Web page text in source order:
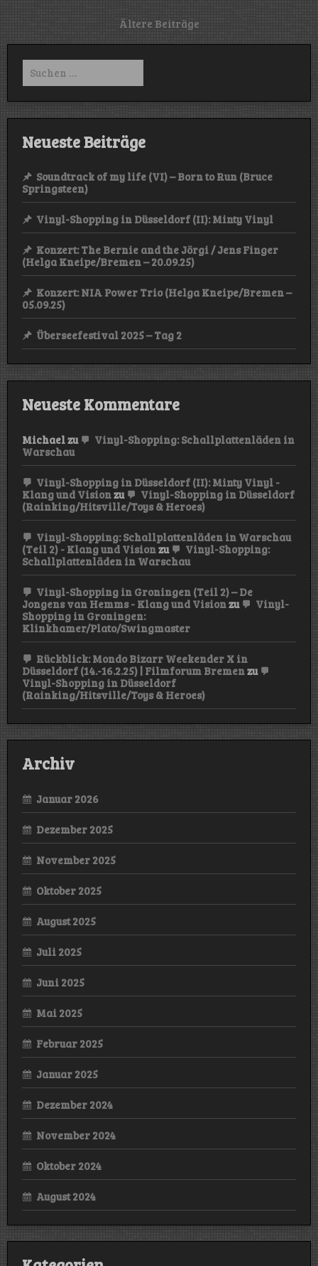
26.10.24)
BeitragsnavigationÄltere Beiträge
Suchen
nach:
Neueste Beiträge
Soundtrack of my life (VI) – Born to Run (Bruce
Springsteen)
Vinyl-Shopping in Düsseldorf (II): Minty Vinyl
Konzert: The Bernie and the Jörgi / Jens Finger
(Helga Kneipe/Bremen – 20.09.25)
Konzert: NIA Power Trio (Helga Kneipe/Bremen –
05.09.25)
Überseefestival 2025 – Tag 2
Neueste Kommentare
Michaelzu
Vinyl-Shopping: Schallplattenläden in
Warschau
Vinyl-Shopping in Düsseldorf (II): Minty Vinyl -
Klang und Visionzu
Vinyl-Shopping in Düsseldorf
(Rainking/Hitsville/Toys & Heroes)
Vinyl-Shopping: Schallplattenläden in Warschau
(Teil 2) - Klang und Visionzu
Vinyl-Shopping:
Schallplattenläden in Warschau
Vinyl-Shopping in Groningen (Teil 2) – De
Jongens van Hemms - Klang und Visionzu
Vinyl-
Shopping in Groningen:
Klinkhamer/Plato/Swingmaster
Rückblick: Mondo Bizarr Weekender X in
Düsseldorf (14.-16.2.25) | Filmforum Bremenzu
Vinyl-Shopping in Düsseldorf
(Rainking/Hitsville/Toys & Heroes)
Archiv
Januar 2026
Dezember 2025
November 2025
Oktober 2025
August 2025
Juli 2025
Juni 2025
Mai 2025
Februar 2025
Januar 2025
Dezember 2024
November 2024
Oktober 2024
August 2024